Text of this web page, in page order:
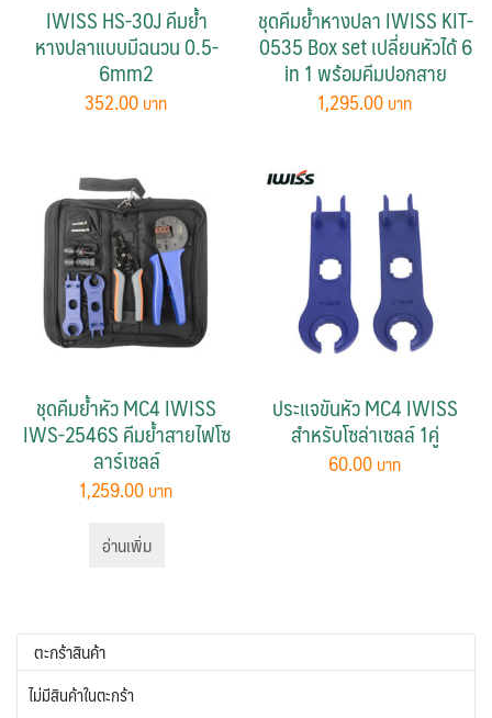
IWISS HS-30J คีมย้ำ
หางปลาแบบมีฉนวน 0.5-
6mm2
352.00
ชุดคีมย้ำหางปลา IWISS KIT-
0535 Box set เปลี่ยนหัวได้ 6
in 1 พร้อมคีมปอกสาย
1,295.00
ชุดคีมย้ำหัว MC4 IWISS
IWS-2546S คีมย้ำสายไฟโซ
ลาร์เซลล์
1,259.00
อ่านเพิ่ม
ประแจขันหัว MC4 IWISS
สำหรับโซล่าเซลล์ 1คู่
60.00
ตะกร้าสินค้า
ไม่มีสินค้าในตะกร้า